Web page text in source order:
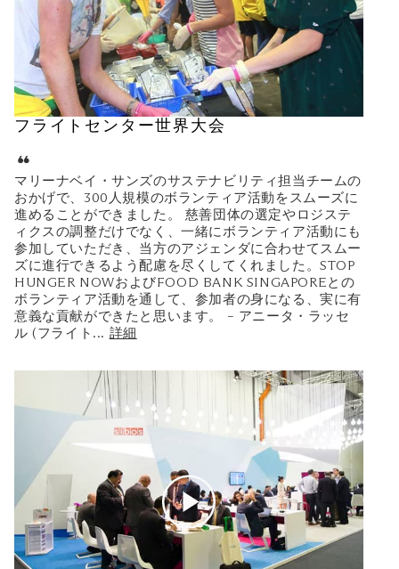
フライトセンター世界大会
マリーナベイ・サンズのサステナビリティ担当チームの
おかげで、300人規模のボランティア活動をスムーズに
進めることができました。 慈善団体の選定やロジステ
ィクスの調整だけでなく、一緒にボランティア活動にも
参加していただき、当方のアジェンダに合わせてスムー
ズに進行できるよう配慮を尽くしてくれました。STOP
HUNGER NOWおよびFOOD BANK SINGAPOREとの
ボランティア活動を通して、参加者の身になる、実に有
意義な貢献ができたと思います。 – アニータ・ラッセ
ル (フライト ... 詳細